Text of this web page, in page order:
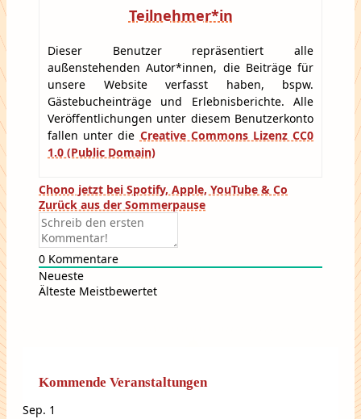
Teilnehmer*in
Dieser Benutzer repräsentiert alle
außenstehenden Autor*innen, die Beiträge für
unsere Website verfasst haben, bspw.
Gästebucheinträge und Erlebnisberichte. Alle
Veröffentlichungen unter diesem Benutzerkonto
fallen unter die Creative Commons Lizenz CC0
1.0 (Public Domain)
Beitragsnavigation
Chono jetzt bei Spotify, Apple, YouTube & Co
Zurück aus der Sommerpause
0 Kommentare
Neueste
Älteste Meistbewertet
Kommende Veranstaltungen
Sep. 1